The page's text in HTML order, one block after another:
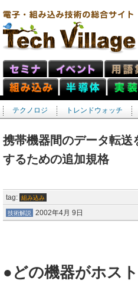
テクノロジ トレンドウォッチ
携帯機器間のデータ転
するための追加規格
tag: 組み込み
技術解説 2002年4月 9日
●どの機器がホス